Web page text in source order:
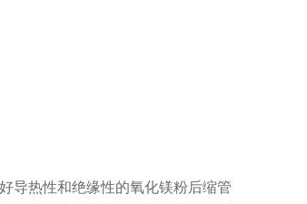
导热性和绝缘性的氧化镁粉后缩管